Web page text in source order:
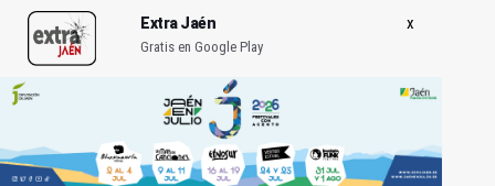
Extra Jaén
Gratis en Google Play